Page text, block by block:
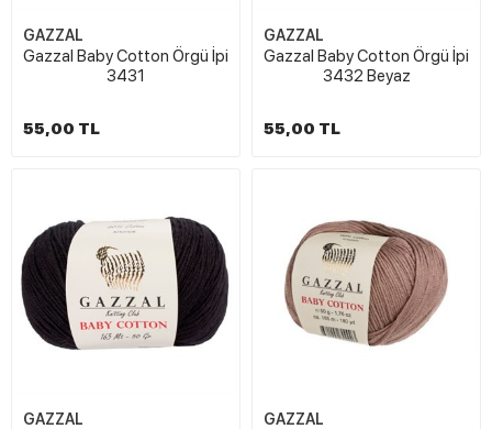
GAZZAL
Gazzal Baby Cotton Örgü İpi
3431
55,00 TL
GAZZAL
Gazzal Baby Cotton Örgü İpi
3432 Beyaz
55,00 TL
GAZZAL GAZZAL